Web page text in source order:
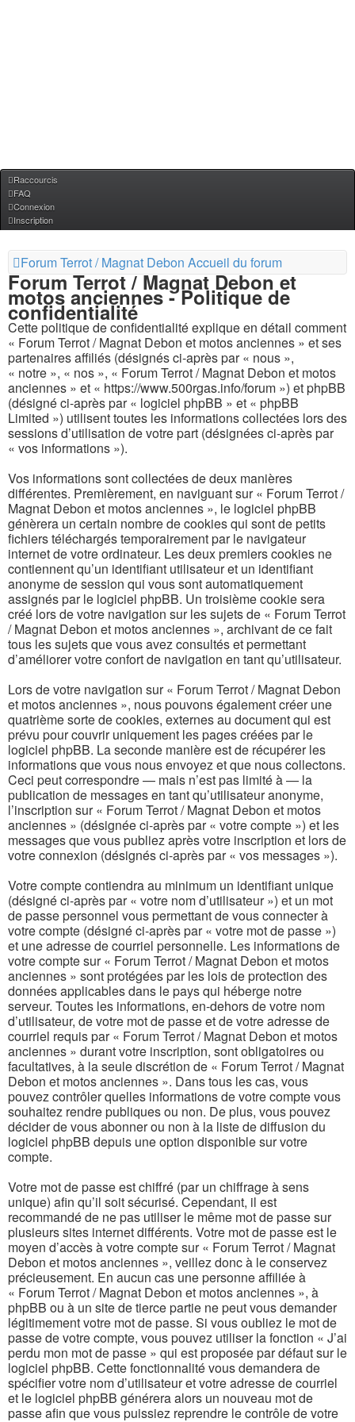
Raccourcis
FAQ
Connexion
Inscription
Forum Terrot / Magnat Debon Accueil du forum
Forum Terrot / Magnat Debon et
motos anciennes - Politique de
confidentialité
Cette politique de confidentialité explique en détail comment
« Forum Terrot / Magnat Debon et motos anciennes » et ses
partenaires affiliés (désignés ci-après par « nous »,
« notre », « nos », « Forum Terrot / Magnat Debon et motos
anciennes » et « https://www.500rgas.info/forum ») et phpBB
(désigné ci-après par « logiciel phpBB » et « phpBB
Limited ») utilisent toutes les informations collectées lors des
sessions d’utilisation de votre part (désignées ci-après par
« vos informations »).
Vos informations sont collectées de deux manières
différentes. Premièrement, en naviguant sur « Forum Terrot /
Magnat Debon et motos anciennes », le logiciel phpBB
génèrera un certain nombre de cookies qui sont de petits
fichiers téléchargés temporairement par le navigateur
internet de votre ordinateur. Les deux premiers cookies ne
contiennent qu’un identifiant utilisateur et un identifiant
anonyme de session qui vous sont automatiquement
assignés par le logiciel phpBB. Un troisième cookie sera
créé lors de votre navigation sur les sujets de « Forum Terrot
/ Magnat Debon et motos anciennes », archivant de ce fait
tous les sujets que vous avez consultés et permettant
d’améliorer votre confort de navigation en tant qu’utilisateur.
Lors de votre navigation sur « Forum Terrot / Magnat Debon
et motos anciennes », nous pouvons également créer une
quatrième sorte de cookies, externes au document qui est
prévu pour couvrir uniquement les pages créées par le
logiciel phpBB. La seconde manière est de récupérer les
informations que vous nous envoyez et que nous collectons.
Ceci peut correspondre — mais n’est pas limité à — la
publication de messages en tant qu’utilisateur anonyme,
l’inscription sur « Forum Terrot / Magnat Debon et motos
anciennes » (désignée ci-après par « votre compte ») et les
messages que vous publiez après votre inscription et lors de
votre connexion (désignés ci-après par « vos messages »).
Votre compte contiendra au minimum un identifiant unique
(désigné ci-après par « votre nom d’utilisateur ») et un mot
de passe personnel vous permettant de vous connecter à
votre compte (désigné ci-après par « votre mot de passe »)
et une adresse de courriel personnelle. Les informations de
votre compte sur « Forum Terrot / Magnat Debon et motos
anciennes » sont protégées par les lois de protection des
données applicables dans le pays qui héberge notre
serveur. Toutes les informations, en-dehors de votre nom
d’utilisateur, de votre mot de passe et de votre adresse de
courriel requis par « Forum Terrot / Magnat Debon et motos
anciennes » durant votre inscription, sont obligatoires ou
facultatives, à la seule discrétion de « Forum Terrot / Magnat
Debon et motos anciennes ». Dans tous les cas, vous
pouvez contrôler quelles informations de votre compte vous
souhaitez rendre publiques ou non. De plus, vous pouvez
décider de vous abonner ou non à la liste de diffusion du
logiciel phpBB depuis une option disponible sur votre
compte.
Votre mot de passe est chiffré (par un chiffrage à sens
unique) afin qu’il soit sécurisé. Cependant, il est
recommandé de ne pas utiliser le même mot de passe sur
plusieurs sites internet différents. Votre mot de passe est le
moyen d’accès à votre compte sur « Forum Terrot / Magnat
Debon et motos anciennes », veillez donc à le conservez
précieusement. En aucun cas une personne affiliée à
« Forum Terrot / Magnat Debon et motos anciennes », à
phpBB ou à un site de tierce partie ne peut vous demander
légitimement votre mot de passe. Si vous oubliez le mot de
passe de votre compte, vous pouvez utiliser la fonction « J’ai
perdu mon mot de passe » qui est proposée par défaut sur le
logiciel phpBB. Cette fonctionnalité vous demandera de
spécifier votre nom d’utilisateur et votre adresse de courriel
et le logiciel phpBB générera alors un nouveau mot de
passe afin que vous puissiez reprendre le contrôle de votre